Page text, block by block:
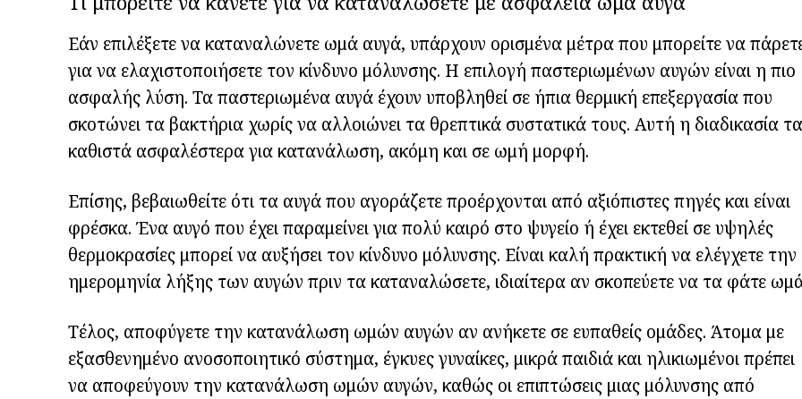
Εάν επιλέξετε να καταναλώνετε ωμά αυγά, υπάρχουν ορισμένα μέτρα που μπορείτε να
για να ελαχιστοποιήσετε τον κίνδυνο μόλυνσης. Η επιλογή παστεριωμένων αυγών είναι η πιο
ασφαλής λύση. Τα παστεριωμένα αυγά έχουν υποβληθεί σε ήπια θερμική επεξεργασία που
σκοτώνει τα βακτήρια χωρίς να αλλοιώνει τα θρεπτικά συστατικά τους. Αυτή η διαδικασία τα
καθιστά ασφαλέστερα για κατανάλωση, ακόμη και σε ωμή μορφή.
Επίσης, βεβαιωθείτε ότι τα αυγά που αγοράζετε προέρχονται από αξιόπιστες πηγές και είναι
φρέσκα. Ένα αυγό που έχει παραμείνει για πολύ καιρό στο ψυγείο ή έχει εκτεθεί σε υψηλές
θερμοκρασίες μπορεί να αυξήσει τον κίνδυνο μόλυνσης. Είναι καλή πρακτική να ελέγχετε την
ημερομηνία λήξης των αυγών πριν τα καταναλώσετε, ιδιαίτερα αν σκοπεύετε να τα φάτε
Τέλος, αποφύγετε την κατανάλωση ωμών αυγών αν ανήκετε σε ευπαθείς ομάδες. Άτομα με
εξασθενημένο ανοσοποιητικό σύστημα, έγκυες γυναίκες, μικρά παιδιά και ηλικιωμένοι πρέπει
να αποφεύγουν την κατανάλωση ωμών αυγών, καθώς οι επιπτώσεις μιας μόλυνσης από